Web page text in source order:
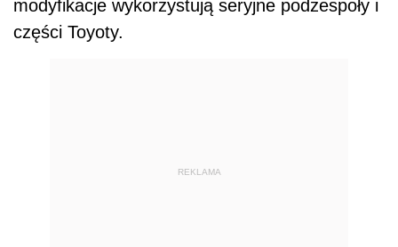
modyfikacje wykorzystują seryjne podzespoły i
części Toyoty.
REKLAMA